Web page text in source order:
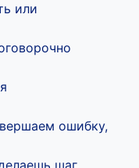
или
ошибку,
шаг.